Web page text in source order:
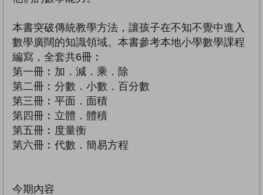
本書突破傳統教學方法，讓孩子在不知不覺中進入
數學廣闊的知識領域。本書參考本地小學數學課程
編寫，全套共6冊︰
第一冊︰加．減．乘．除
第二冊︰分數．小數．百分數
第三冊︰平面．面積
第四冊︰立體．體積
第五冊︰度量衡
第六冊︰代數．簡易方程
今期內容